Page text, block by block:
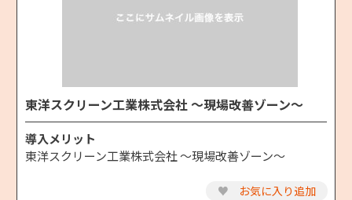
東洋スクリーン工業株式会社 ～現場改善ゾーン～
導入メリット
東洋スクリーン工業株式会社 ～現場改善ゾーン～
♥ お気に入り追加